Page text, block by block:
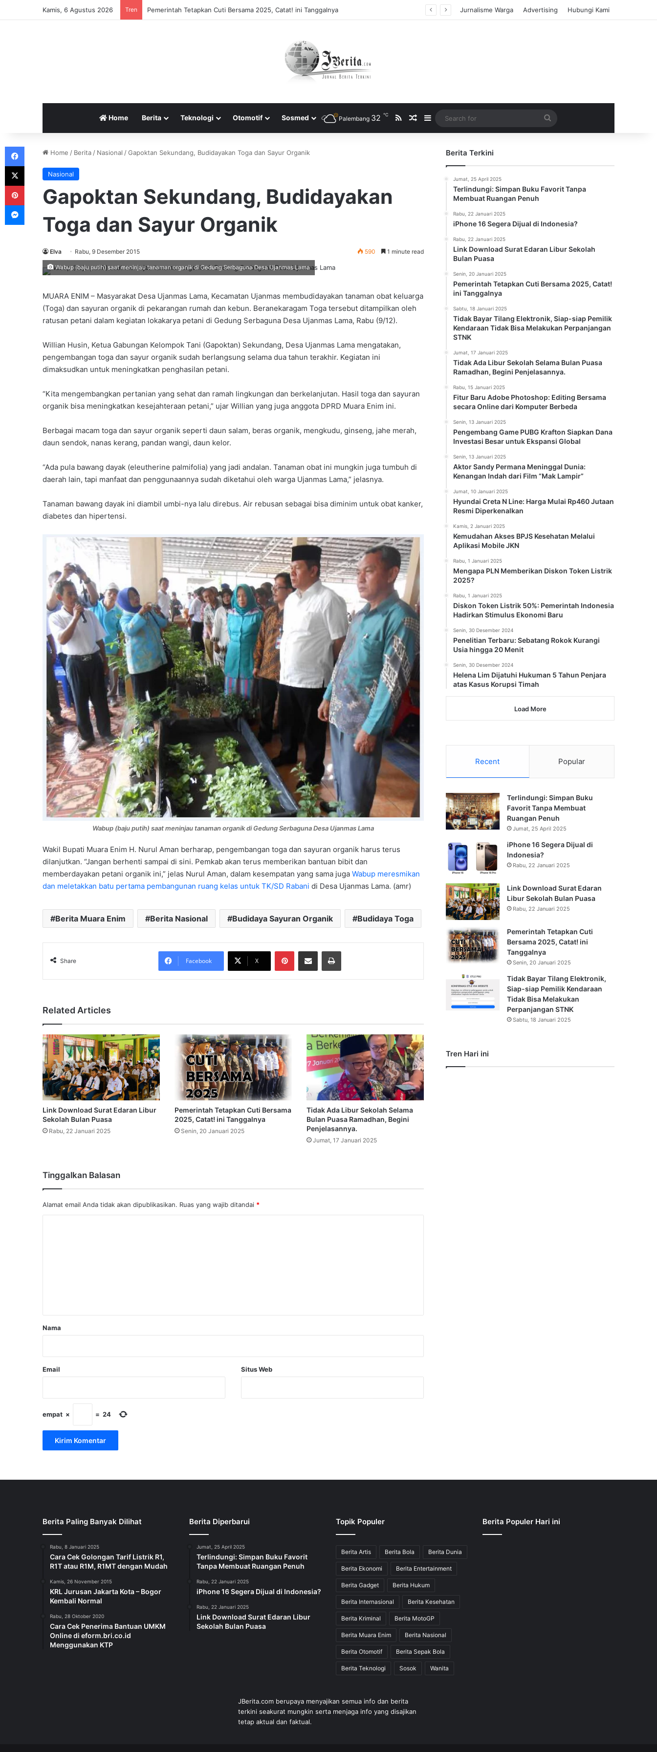
Kamis, 6 Agustus 2026 Tren Pemerintah Tetapkan Cuti Bersama 2025, Catat! ini Tanggalnya Jurnalisme Warga Advertising Hubungi Kami
Home Berita Teknologi Otomotif Sosmed Palembang 32 ℃ RSSRandom Article
Sidebar
for
Home / Berita / Nasional /Gapoktan Sekundang, Budidayakan Toga dan Sayur Organik
Nasional
Gapoktan Sekundang, Budidayakan
Toga dan Sayur Organik
Elva Rabu, 9 Desember 2015 590 1 minute read
Wabup (baju putih) saat meninjau tanaman organik di Gedung Serbaguna Desa Ujanmas Lama
MUARA ENIM – Masyarakat Desa Ujanmas Lama, Kecamatan Ujanmas membudidayakan tanaman obat keluarga
(Toga) dan sayuran organik di pekarangan rumah dan kebun. Beranekaragam Toga tersebut ditampilkan oleh
ratusan petani dalam kegiatan lokakarya petani di Gedung Serbaguna Desa Ujanmas Lama, Rabu (9/12).
Willian Husin, Ketua Gabungan Kelompok Tani (Gapoktan) Sekundang, Desa Ujanmas Lama mengatakan,
pengembangan toga dan sayur organik sudah berlangsung selama dua tahun terakhir. Kegiatan ini
dimaksudkan untuk meningkatkan penghasilan petani.
“Kita mengembangkan pertanian yang sehat dan ramah lingkungan dan berkelanjutan. Hasil toga dan sayuran
organik bisa meningkatkan kesejahteraan petani,” ujar Willian yang juga anggota DPRD Muara Enim ini.
Berbagai macam toga dan sayur organik seperti daun salam, beras organik, mengkudu, ginseng, jahe merah,
daun sendok, nanas kerang, pandan wangi, daun kelor.
“Ada pula bawang dayak (eleutherine palmifolia) yang jadi andalan. Tanaman obat ini mungkin juga tumbuh di
daerah lain, tapi manfaat dan penggunaannya sudah diketahui oleh warga Ujanmas Lama,” jelasnya.
Tanaman bawang dayak ini diambil umbi-nya lalu direbus. Air rebusan sebagai bisa diminim untuk obat kanker,
diabetes dan hipertensi.
Wabup (baju putih) saat meninjau tanaman organik di Gedung Serbaguna Desa Ujanmas Lama
Wakil Bupati Muara Enim H. Nurul Aman berharap, pengembangan toga dan sayuran organik harus terus
dilanjutkan. “Jangan berhenti sampai di sini. Pemkab akan terus memberikan bantuan bibit dan
memberdayakan petani organik ini,” jelas Nurul Aman, dalam kesempatan yang sama juga Wabup meresmikan
dan meletakkan batu pertama pembangunan ruang kelas untuk TK/SD Rabani di Desa Ujanmas Lama. (amr)
Berita Muara Enim Berita Nasional Budidaya Sayuran Organik Budidaya Toga
Share Facebook X
PinterestShare via Email Print
Related Articles
Link Download Surat Edaran Libur
Sekolah Bulan Puasa
Rabu, 22 Januari 2025
Pemerintah Tetapkan Cuti Bersama
2025, Catat! ini Tanggalnya
Senin, 20 Januari 2025
Tidak Ada Libur Sekolah Selama
Bulan Puasa Ramadhan, Begini
Penjelasannya.
Jumat, 17 Januari 2025
Tinggalkan Balasan
Alamat email Anda tidak akan dipublikasikan. Ruas yang wajib ditandai *
r
Nama
Email Situs Web
empat × = 24
Berita Terkini
Jumat, 25 April 2025
Terlindungi: Simpan Buku Favorit Tanpa
Membuat Ruangan Penuh
Rabu, 22 Januari 2025
iPhone 16 Segera Dijual di Indonesia?
Rabu, 22 Januari 2025
Link Download Surat Edaran Libur Sekolah
Bulan Puasa
Senin, 20 Januari 2025
Pemerintah Tetapkan Cuti Bersama 2025, Catat!
ini Tanggalnya
Sabtu, 18 Januari 2025
Tidak Bayar Tilang Elektronik, Siap-siap Pemilik
Kendaraan Tidak Bisa Melakukan Perpanjangan
STNK
Jumat, 17 Januari 2025
Tidak Ada Libur Sekolah Selama Bulan Puasa
Ramadhan, Begini Penjelasannya.
Rabu, 15 Januari 2025
Fitur Baru Adobe Photoshop: Editing Bersama
secara Online dari Komputer Berbeda
Senin, 13 Januari 2025
Pengembang Game PUBG Krafton Siapkan Dana
Investasi Besar untuk Ekspansi Global
Senin, 13 Januari 2025
Aktor Sandy Permana Meninggal Dunia:
Kenangan Indah dari Film “Mak Lampir”
Jumat, 10 Januari 2025
Hyundai Creta N Line: Harga Mulai Rp460 Jutaan
Resmi Diperkenalkan
Kamis, 2 Januari 2025
Kemudahan Akses BPJS Kesehatan Melalui
Aplikasi Mobile JKN
Rabu, 1 Januari 2025
Mengapa PLN Memberikan Diskon Token Listrik
2025?
Rabu, 1 Januari 2025
Diskon Token Listrik 50%: Pemerintah Indonesia
Hadirkan Stimulus Ekonomi Baru
Senin, 30 Desember 2024
Penelitian Terbaru: Sebatang Rokok Kurangi
Usia hingga 20 Menit
Senin, 30 Desember 2024
Helena Lim Dijatuhi Hukuman 5 Tahun Penjara
atas Kasus Korupsi Timah
Load More
Recent Popular
Terlindungi: Simpan Buku
Favorit Tanpa Membuat
Ruangan Penuh
Jumat, 25 April 2025
iPhone 16 Segera Dijual di
Indonesia?
Rabu, 22 Januari 2025
Link Download Surat Edaran
Libur Sekolah Bulan Puasa
Rabu, 22 Januari 2025
Pemerintah Tetapkan Cuti
Bersama 2025, Catat! ini
Tanggalnya
Senin, 20 Januari 2025
Tidak Bayar Tilang Elektronik,
Siap-siap Pemilik Kendaraan
Tidak Bisa Melakukan
Perpanjangan STNK
Sabtu, 18 Januari 2025
Tren Hari ini
Berita Paling Banyak Dilihat
Rabu, 8 Januari 2025
Cara Cek Golongan Tarif Listrik R1,
R1T atau R1M, R1MT dengan Mudah
Kamis, 26 November 2015
KRL Jurusan Jakarta Kota – Bogor
Kembali Normal
Rabu, 28 Oktober 2020
Cara Cek Penerima Bantuan UMKM
Online di eform.bri.co.id
Menggunakan KTP
Berita Diperbarui
Jumat, 25 April 2025
Terlindungi: Simpan Buku Favorit
Tanpa Membuat Ruangan Penuh
Rabu, 22 Januari 2025
iPhone 16 Segera Dijual di Indonesia?
Rabu, 22 Januari 2025
Link Download Surat Edaran Libur
Sekolah Bulan Puasa
Topik Populer
Berita Artis Berita Bola Berita Dunia
Berita Ekonomi Berita Entertainment
Berita Gadget Berita Hukum
Berita Internasional Berita Kesehatan
Berita Kriminal Berita MotoGP
Berita Muara Enim Berita Nasional
Berita Otomotif Berita Sepak Bola
Berita Teknologi Sosok Wanita
Berita Populer Hari ini
JBerita.com berupaya menyajikan semua info dan berita
terkini seakurat mungkin serta menjaga info yang disajikan
tetap aktual dan faktual.
Facebook
X
Pinterest
Messenger